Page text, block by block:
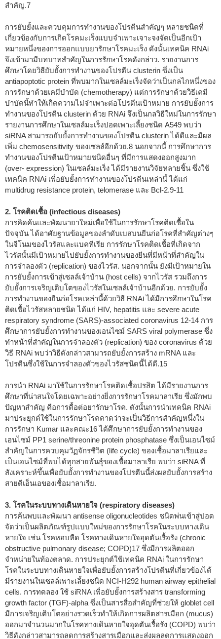
สำคัญ.7
การยับยั้งและควบคุมการทำงานของโปรตีนสำคัญๆ หลายชนิดที่
เกี่ยวข้องกับการเกิดโรคมะเร็งแบบจำเพาะเจาะจงจัดเป็นอีกเป้า
หมายหนึ่งของการออกแบบยารักษาโรคมะเร็ง ดังนั้นเทคนิค RNAi
จึงเข้ามามีบทบาทสำคัญในการรักษาโรคดังกล่าว. รายงานการ
ศึกษาโดยวิธียับยั้งการทำงานของโปรตีน clusterin ซึ่งเป็น
antiapoptotic protein ที่พบมากในเซลล์มะเร็งจัดว่าเป็นกลไกหนึ่งของ
การรักษาด้วยเคมีบำบัด (chemotherapy) แต่การรักษาด้วยวิธีเคมี
บำบัดนี้ทำให้เกิดความไม่จำเพาะต่อโปรตีนเป้าหมาย การยับยั้งการ
ทำงานของโปรตีน clusterin ด้วย RNAi จึงเป็นกลวิธีใหม่ในการรักษา
รายงานการศึกษาในเซลล์มะเร็งปอดเพาะเลี้ยงชนิด A549 พบว่า
siRNA สามารถยับยั้งการทำงานของโปรตีน clusterin ได้ดีและมีผล
เพิ่ม chemosensitivity ของเซลล์อีกด้วย.8 นอกจากนี้ การศึกษาการ
ทำงานของโปรตีนเป้าหมายชนิดอื่นๆ ที่มีการแสดงออกสูงมาก
(over- expression) ในเซลล์มะเร็ง ได้มีรายงานวิจัยหลายชิ้น ซึ่งใช้
เทคนิค RNAi เพื่อยับยั้งการทำงานของโปรตีนเหล่านี้ ได้แก่
multidrug resistance protein, telomerase และ Bcl-2.9-11
2. โรคติดเชื้อ (infectious diseases)
การคิดค้นและพัฒนายาใหม่เพื่อใช้ในการรักษาโรคติดเชื้อใน
ปัจจุบัน ได้อาศัยฐานข้อมูลของลำดับเบสบนยีนก่อโรคที่สำคัญต่างๆ
ในจีโนมของไวรัสและแบคทีเรีย การรักษาโรคติดเชื้อที่เกิดจาก
ไวรัสนั้นมีเป้าหมายไปยับยั้งการทำงานของยีนที่มีหน้าที่สำคัญใน
การจำลองตัว (replication) ของไวรัส. นอกจากนั้น ยังมีเป้าหมายใน
การยับยั้งการเข้าสู่เซลล์เจ้าบ้าน (host cells) จากไวรัส รวมถึงการ
ยับยั้งการเจริญเติบโตของไวรัสในเซลล์เจ้าบ้านอีกด้วย. การยับยั้ง
การทำงานของยีนก่อโรคเหล่านี้ด้วยวิธี RNAi ได้มีการศึกษาในโรค
ติดเชื้อไวรัสหลายชนิด ได้แก่ HIV, hepatitis และ severe acute
respiratory syndrome (SARS)-associated coronavirus 12-14 การ
ศึกษาการยับยั้งการทำงานของเอนไซม์ SARS viral polymerase ซึ่ง
ทำหน้าที่สำคัญในการจำลองตัว (replication) ของ coronavirus ด้วย
วิธี RNAi พบว่าวิธีดังกล่าวสามารถยับยั้งการสร้าง mRNA และ
โปรตีนซึ่งใช้ในการจำลองตัวของไวรัสชนิดนี้ได้ดี.15
การนำ RNAi มาใช้ในการรักษาโรคติดเชื้อปรสิต ได้มีรายงานการ
ศึกษาที่น่าสนใจโดยเฉพาะอย่างยิ่งการรักษาโรคมาลาเรีย ซึ่งมักพบ
ปัญหาสำคัญ คือการดื้อต่อยารักษาโรค. ดังนั้นการนำเทคนิค RNAi
มาประยุกต์ใช้ในการรักษาโรคคาดว่าจะเป็นวิธีการสำคัญหนึ่งใน
การรักษา Kumar และคณะ16ได้ศึกษาการยับยั้งการทำงานของ
เอนไซม์ PP1 serine/threonine protein phosphatase ซึ่งเป็นเอนไซม์
สำคัญในการควบคุมวัฏจักรชีวิต (life cycle) ของเชื้อมาลาเรียและ
เป็นเอนไซม์ที่พบได้ทุกสายพันธุ์ของเชื้อมาลาเรีย พบว่า siRNA ที่
สังเคราะห์ขึ้นเพื่อยับยั้งการทำงานของโปรตีนนี้ส่งผลยับยั้งการสร้าง
สายดีเอ็นเอของเชื้อมาลาเรีย.
3. โรคในระบบทางเดินหายใจ (respiratory diseases)
การค้นพบและพัฒนา antisense oligonucleotides ชนิดพ่นเข้าสู่ปอด
จัดว่าเป็นผลิตภัณฑ์รูปแบบใหม่ของการรักษาโรคในระบบทางเดิน
หายใจ เช่น โรคหอบหืด โรคทางเดินหายใจอุดตันเรื้อรัง (chronic
obstructive pulmonary disease; COPD)17 ซึ่งมีการผลิตออก
จำหน่ายในท้องตลาด. การประยุกต์ใช้เทคนิค RNAi ในการรักษา
โรคในระบบทางเดินหายใจเพื่อยับยั้งการสร้างโปรตีนที่เกี่ยวข้องได้
มีรายงานในเซลล์เพาะเลี้ยงชนิด NCI-H292 human airway epithelial
cells. การทดลอง ใช้ siRNA เพื่อยับยั้งการสร้างสาร transforming
growth factor (TGF)-alpha ซึ่งเป็นสารสื่อสำคัญที่ช่วยให้ globlet cell
มีการเจริญเติบโตอย่างรวดเร็วทำให้เกิดการผลิตสารเมือก (mucus)
ออกมาจำนวนมากในโรคทางเดินหายใจอุดตันเรื้อรัง (COPD) พบว่า
วิธีดังกล่าวสามารถลดการสร้างสารเมือกและส่งผลลดการแสดงออก